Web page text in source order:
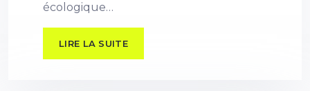
écologique…
LIRE LA SUITE